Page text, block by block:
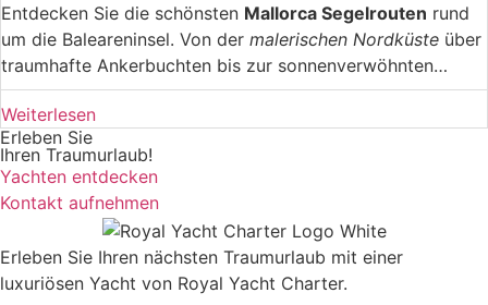
Entdecken Sie die schönsten Mallorca Segelrouten rund
um die Baleareninsel. Von der malerischen Nordküste über
traumhafte Ankerbuchten bis zur sonnenverwöhnten
Südküste – hier finden Sie detaillierte Informationen zu
Törnplanung
versteckten Buchten für unvergessliche Segelerlebnisse im
Mittelmeer.
Weiterlesen
Erleben Sie
Ihren Traumurlaub!
Yachten entdecken
Kontakt aufnehmen
Erleben Sie Ihren nächsten Traumurlaub mit einer
luxuriösen Yacht von Royal Yacht Charter.